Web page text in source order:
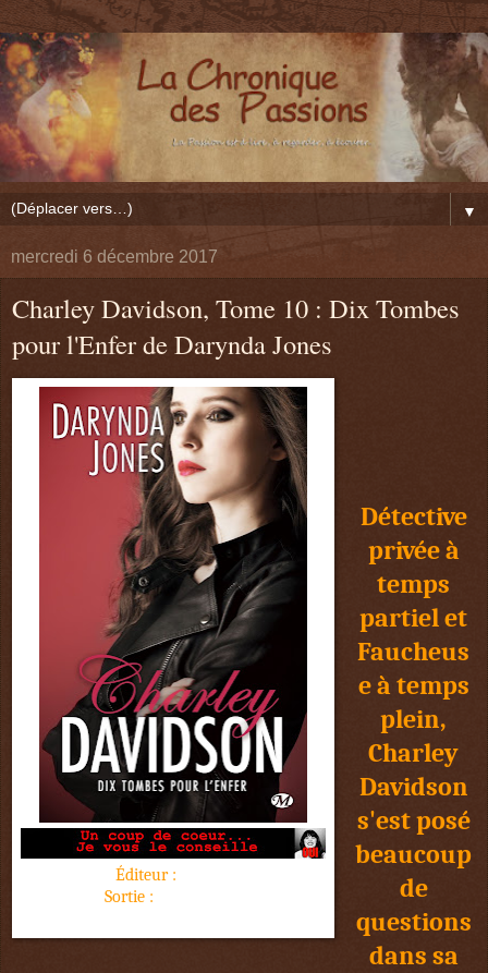
▼
mercredi 6 décembre 2017
Charley Davidson, Tome 10 : Dix Tombes
pour l'Enfer de Darynda Jones
Éditeur :
Sortie :
Détective
privée à
temps
partiel et
Faucheus
e à temps
plein,
Charley
Davidson
s'est posé
beaucoup
de
questions
dans sa